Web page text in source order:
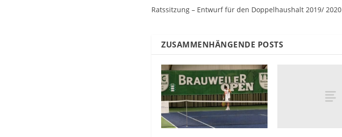
Ratssitzung – Entwurf für den Doppelhaushalt 2019/ 2020
ZUSAMMENHÄNGENDE POSTS